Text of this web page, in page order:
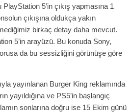
5’in çıkış yapmasına 1
çıkışına oldukça yakın
birkaç detay daha mevcut.
5’in arayüzü. Bu konuda Sony,
da bu sessizliğini görünüşe göre
yayınlanan Burger King reklamında
yayıldığına ve PS5’in başlangıç
sonlarına doğru ise 15 Ekim günü